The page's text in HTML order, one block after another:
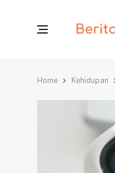
Home Kehidupan